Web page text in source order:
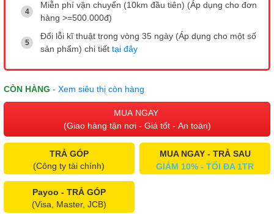
Miễn phí vận chuyển (10km đầu tiên) (Áp dụng cho đơn
hàng >=500.000đ)
Đổi lỗi kĩ thuật trong vòng 35 ngày (Áp dụng cho một số
sản phẩm) chi tiết tại đây
CÒN HÀNG - Xem siêu thị còn hàng
MUA NGAY
(Giao hàng tận nơi - Giá tốt - An toàn)
TRẢ GÓP
(Công ty tài chính)
MUA NGAY - TRẢ SAU
GIẢM 10% - TỐI ĐA 1TR
Payoo - TRẢ GÓP
(Visa, Master, JCB)